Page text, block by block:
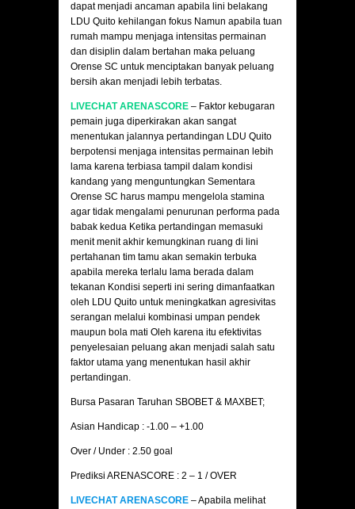
dapat menjadi ancaman apabila lini belakang
LDU Quito kehilangan fokus Namun apabila tuan
rumah mampu menjaga intensitas permainan
dan disiplin dalam bertahan maka peluang
Orense SC untuk menciptakan banyak peluang
bersih akan menjadi lebih terbatas.
LIVECHAT ARENASCORE – Faktor kebugaran
pemain juga diperkirakan akan sangat
menentukan jalannya pertandingan LDU Quito
berpotensi menjaga intensitas permainan lebih
lama karena terbiasa tampil dalam kondisi
kandang yang menguntungkan Sementara
Orense SC harus mampu mengelola stamina
agar tidak mengalami penurunan performa pada
babak kedua Ketika pertandingan memasuki
menit menit akhir kemungkinan ruang di lini
pertahanan tim tamu akan semakin terbuka
apabila mereka terlalu lama berada dalam
tekanan Kondisi seperti ini sering dimanfaatkan
oleh LDU Quito untuk meningkatkan agresivitas
serangan melalui kombinasi umpan pendek
maupun bola mati Oleh karena itu efektivitas
penyelesaian peluang akan menjadi salah satu
faktor utama yang menentukan hasil akhir
pertandingan.
Bursa Pasaran Taruhan SBOBET & MAXBET;
Asian Handicap : -1.00 – +1.00
Over / Under : 2.50 goal
Prediksi ARENASCORE : 2 – 1 / OVER
LIVECHAT ARENASCORE – Apabila melihat